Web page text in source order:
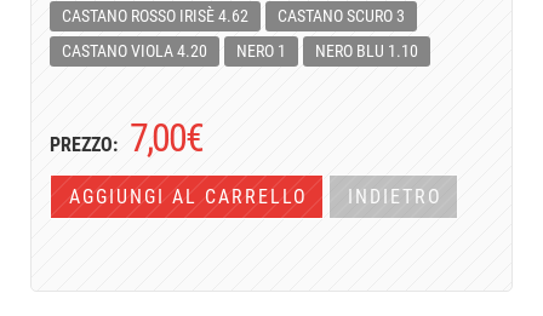
CASTANO ROSSO IRISÈ 4.62
CASTANO SCURO 3
CASTANO VIOLA 4.20
NERO 1 NERO BLU 1.10
PREZZO: 7,00€
AGGIUNGI AL CARRELLO INDIETRO